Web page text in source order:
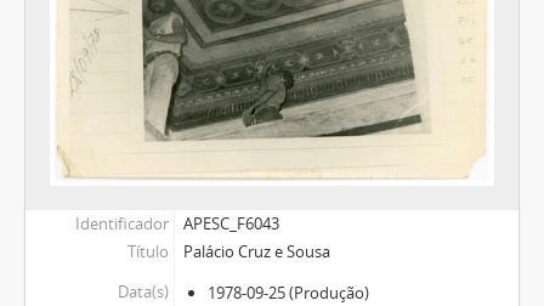
Identificador
APESC_F6043
Título
Palácio Cruz e Sousa
Data(s)
1978-09-25(Produção)